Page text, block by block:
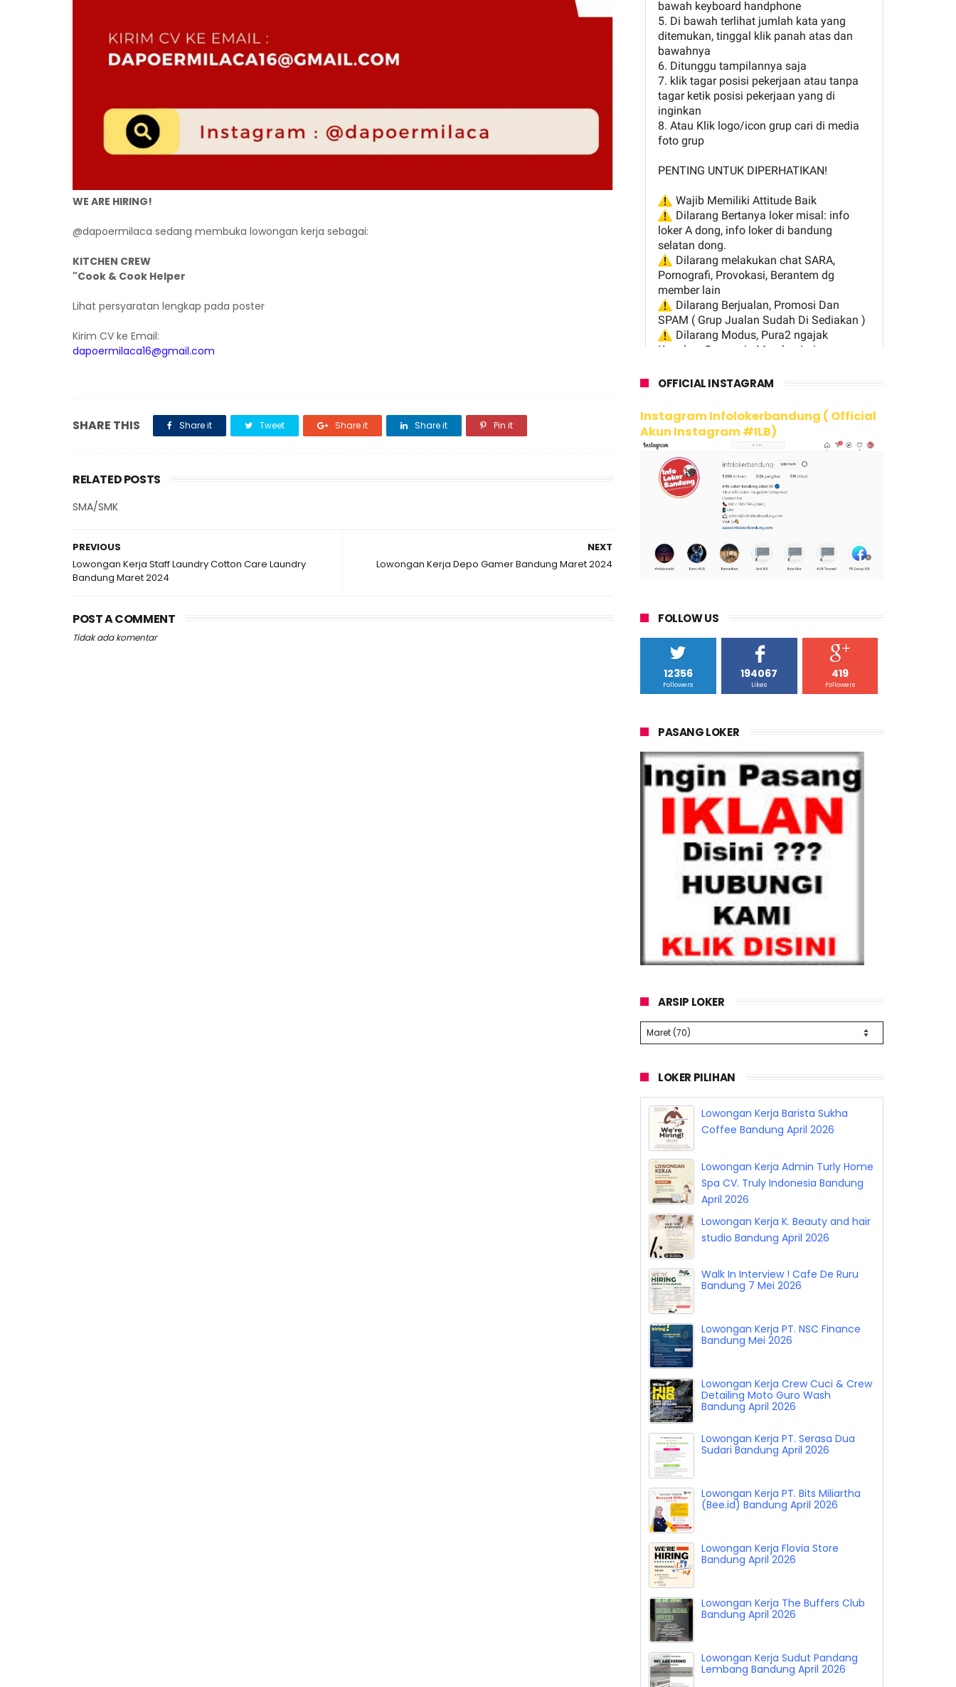
WE ARE HIRING!
@dapoermilaca sedang membuka lowongan kerja sebagai:
KITCHEN CREW
"Cook & Cook Helper
Lihat persyaratan lengkap pada poster
Kirim CV ke Email:
dapoermilaca16@gmail.com
SHARE THIS Share it Tweet Share it Share it Pin it
RELATED POSTS
SMA/SMK
NEXT
Lowongan Kerja Depo Gamer Bandung Maret 2024
PREVIOUS
Lowongan Kerja Staff Laundry Cotton Care Laundry
Bandung Maret 2024
POST A COMMENT
Tidak ada komentar
OFFICIAL INSTAGRAM
Instagram Infolokerbandung ( Official
Akun Instagram #ILB)
FOLLOW US
12356
Followers
194067
Likes
419
Followers
PASANG LOKER
ARSIP LOKER
LOKER PILIHAN
Lowongan Kerja Barista Sukha
Coffee Bandung April 2026
Lowongan Kerja Admin Turly Home
Spa CV. Truly Indonesia Bandung
April 2026
Lowongan Kerja K. Beauty and hair
studio Bandung April 2026
Walk In Interview ! Cafe De Ruru
Bandung 7 Mei 2026
Lowongan Kerja PT. NSC Finance
Bandung Mei 2026
Lowongan Kerja Crew Cuci & Crew
Detailing Moto Guro Wash
Bandung April 2026
Lowongan Kerja PT. Serasa Dua
Sudari Bandung April 2026
Lowongan Kerja PT. Bits Miliartha
(Bee.id) Bandung April 2026
Lowongan Kerja Flovia Store
Bandung April 2026
Lowongan Kerja The Buffers Club
Bandung April 2026
Lowongan Kerja Sudut Pandang
Lembang Bandung April 2026